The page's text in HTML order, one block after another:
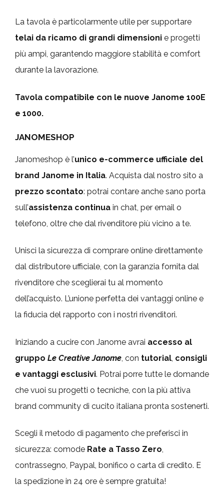
La tavola è particolarmente utile per supportare
telai da ricamo di grandi dimensioni e progetti
più ampi, garantendo maggiore stabilità e comfort
durante la lavorazione.
Tavola compatibile con le nuove Janome 100E
e 1000.
JANOMESHOP
Janomeshop è l’unico e-commerce ufficiale del
brand Janome in Italia. Acquista dal nostro sito a
prezzo scontato: potrai contare anche sano porta
sull’assistenza continua in chat, per email o
telefono, oltre che dal rivenditore più vicino a te.
Unisci la sicurezza di comprare online direttamente
dal distributore ufficiale, con la garanzia fornita dal
rivenditore che sceglierai tu al momento
dell’acquisto. L’unione perfetta dei vantaggi online e
la fiducia del rapporto con i nostri rivenditori.
Iniziando a cucire con Janome avrai accesso al
gruppo Le Creative Janome, con tutorial, consigli
e vantaggi esclusivi. Potrai porre tutte le domande
che vuoi su progetti o tecniche, con la più attiva
brand community di cucito italiana pronta sostenerti.
Scegli il metodo di pagamento che preferisci in
sicurezza: comode Rate a Tasso Zero,
contrassegno, Paypal, bonifico o carta di credito. E
la spedizione in 24 ore è sempre gratuita!